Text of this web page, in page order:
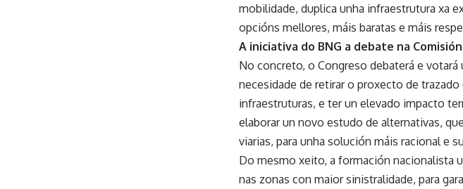
mobilidade, duplica unha infraestrutura xa
opcións mellores, máis baratas e máis
A iniciativa do BNG a debate na
No concreto, o Congreso debaterá e
necesidade de retirar o proxecto de
infraestruturas, e ter un elevado impacto
elaborar un novo estudo de alternativas,
viarias, para unha solución máis racional e
Do mesmo xeito, a formación nacionalista
nas zonas con maior sinistralidade, para